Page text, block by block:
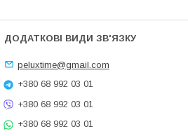
peluxtime@gmail.com
+380 68 992 03 01
+380 68 992 03 01
+380 68 992 03 01